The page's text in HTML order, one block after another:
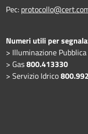
Pec:
Numeri utili per
> Illuminazione Pubblica
> Gas800.413330
> Servizio Idrico